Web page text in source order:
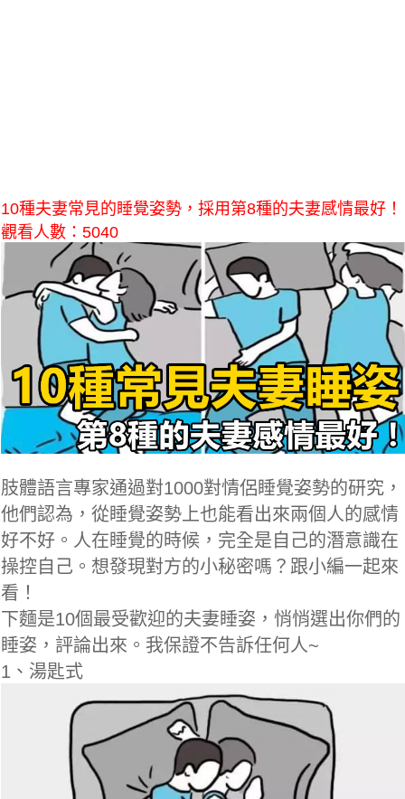
10種夫妻常見的睡覺姿勢，採用第8種的夫妻感情最好！
觀看人數：5040
肢體語言專家通過對1000對情侶睡覺姿勢的研究，
他們認為，從睡覺姿勢上也能看出來兩個人的感情
好不好。人在睡覺的時候，完全是自己的潛意識在
操控自己。想發現對方的小秘密嗎？跟小編一起來
看！
下麵是10個最受歡迎的夫妻睡姿，悄悄選出你們的
睡姿，評論出來。我保證不告訴任何人~
1、湯匙式